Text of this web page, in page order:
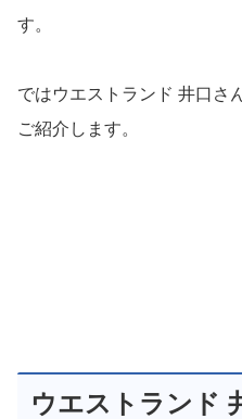
す。
ではウエストランド 井口さ
ご紹介します。
ウエストランド